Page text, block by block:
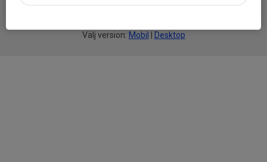
Välj version: Mobil Desktop